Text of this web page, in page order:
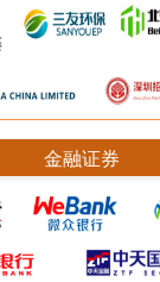
金融证券